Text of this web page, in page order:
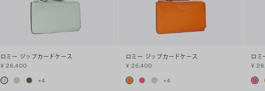
ロミー ジップカードケース
¥ 26,400
+4
ロミー ジップカードケース
¥ 26,400
+4
ロミ
¥